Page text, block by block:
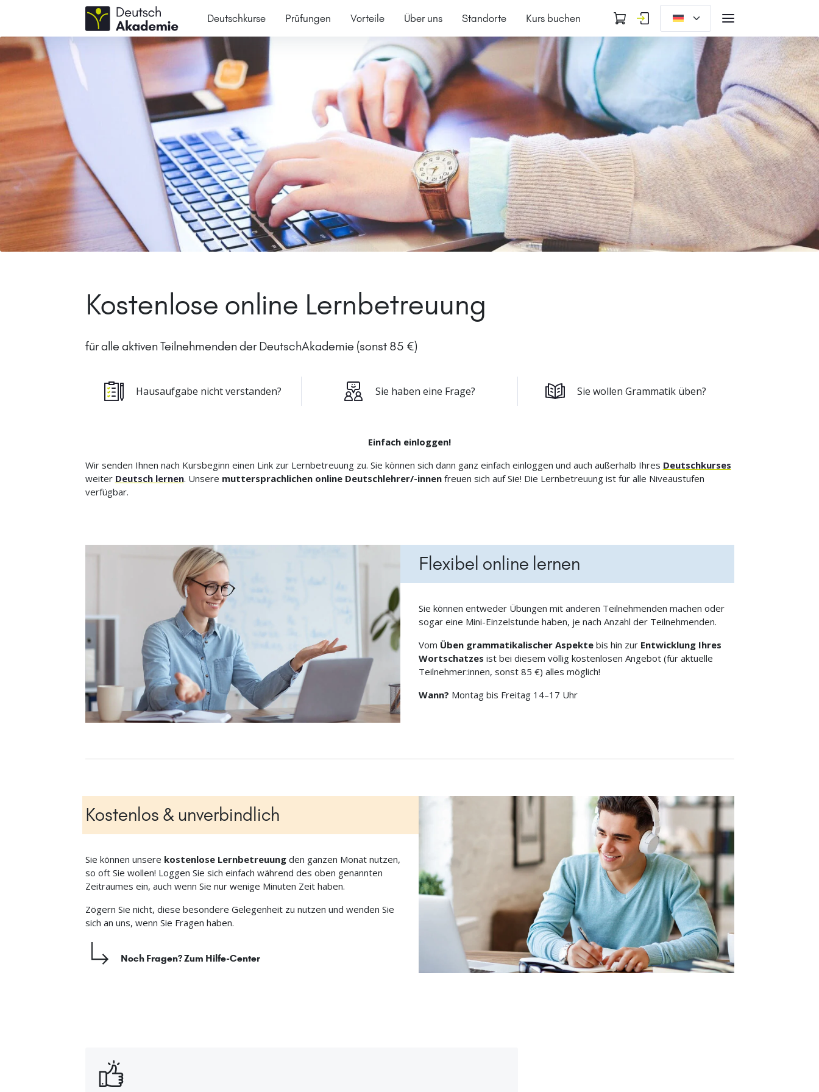
Deutschkurse Prüfungen Vorteile Über uns Standorte Kurs buchen
Kostenlose online Lernbetreuung
für alle aktiven Teilnehmenden der DeutschAkademie (sonst 85 €)
Hausaufgabe nicht verstanden? Sie haben eine Frage? Sie wollen Grammatik üben?
Einfach einloggen!
Wir senden Ihnen nach Kursbeginn einen Link zur Lernbetreuung zu. Sie können sich dann ganz einfach einloggen und auch außerhalb Ihres Deutschkurses
weiter Deutsch lernen. Unsere muttersprachlichen online Deutschlehrer/-innenfreuen sich auf Sie! Die Lernbetreuung ist für alle Niveaustufen
verfügbar.
Flexibel online lernen
Sie können entweder Übungen mit anderen Teilnehmenden machen oder
sogar eine Mini-Einzelstunde haben, je nach Anzahl der Teilnehmenden.
Vom Üben grammatikalischer Aspekte bis hin zur Entwicklung Ihres
Wortschatzes ist bei diesem völlig kostenlosen Angebot (für aktuelle
Teilnehmer:innen, sonst 85 €) alles möglich!
Wann? Montag bis Freitag 14–17 Uhr
Kostenlos & unverbindlich
Sie können unsere kostenlose Lernbetreuung den ganzen Monat nutzen,
so oft Sie wollen! Loggen Sie sich einfach während des oben genannten
Zeitraumes ein, auch wenn Sie nur wenige Minuten Zeit haben.
Zögern Sie nicht, diese besondere Gelegenheit zu nutzen und wenden Sie
sich an uns, wenn Sie Fragen haben.
Noch Fragen? Zum Hilfe-Center